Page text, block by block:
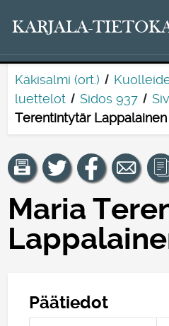
KARJALA-
Käkisalmi (ort.)
luettelot
Sidos 937
Terentintytär Lappalainen
Maria
Päätiedot